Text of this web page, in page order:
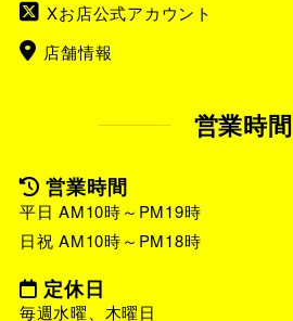
Xお店公式アカウント
店舗情報
営業時間
営業時間
平日 AM10時～PM19時
日祝 AM10時～PM18時
定休日
毎週水曜、木曜日